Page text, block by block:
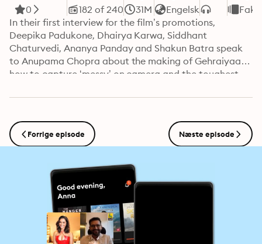
0 182 of 240 31M Engelsk
In their first interview for the film’s promotions,
Deepika Padukone, Dhairya Karwa, Siddhant
Chaturvedi, Ananya Panday and Shakun Batra speak
to Anupama Chopra about the making of Gehraiyaan,
how to capture ‘messy’ on camera and the toughest
Forrige episode Næste episode